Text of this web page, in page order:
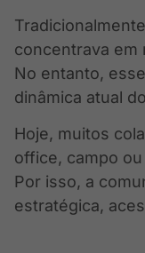
concentrava em
No entanto,
dinâmica atual
Hoje, muitos
office, campo
Por isso, a
estratégica,